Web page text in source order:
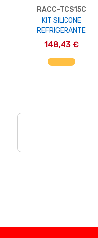
RACC-TCS15C
KIT SILICONE
REFRIGERANTE
148,43 €
AGGIUNGI AL CARRELLO